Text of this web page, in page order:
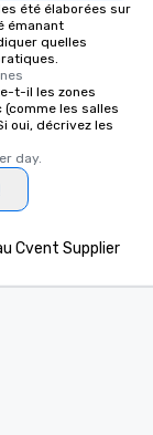
été élaborées sur
émanant
quelles
t-il les zones
les salles
oui, décrivez les
day.
Cvent Supplier